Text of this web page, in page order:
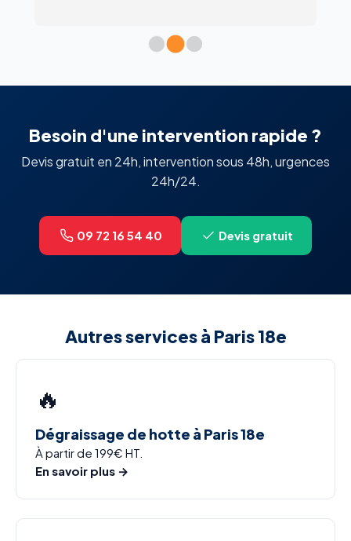
Besoin d'une intervention rapide ?
Devis gratuit en 24h, intervention sous 48h, urgences
24h/24.
09 72 16 54 40 Devis gratuit
Autres services à Paris 18e
🔥
Dégraissage de hotte à Paris 18e
À partir de 199€ HT.
En savoir plus →